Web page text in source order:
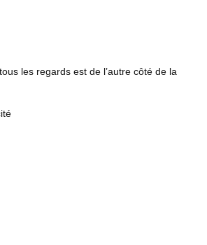
les regards est de l’autre côté de la